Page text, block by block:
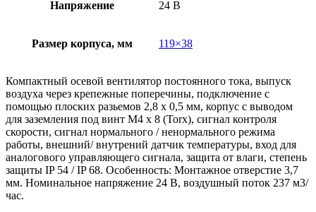
Напряжение 24 В
Размер корпуса, мм 119×38
Компактный осевой вентилятор постоянного тока, выпуск
воздуха через крепежные поперечины, подключение с
помощью плоских разьемов 2,8 х 0,5 мм, корпус с выводом
для заземления под винт М4 х 8 (Torx), сигнал контроля
скорости, сигнал нормального / ненормального режима
работы, внешний/ внутрений датчик температуры, вход для
аналогового управляющего сигнала, защита от влаги, степень
защиты IP 54 / IP 68. Особенность: Монтажное отверстие 3,7
мм. Номинальное напряжение 24 В, воздушный поток 237 м3/
час.